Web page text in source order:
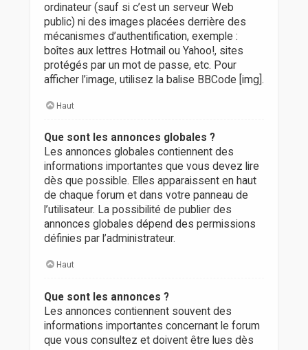
ordinateur (sauf si c’est un serveur Web
public) ni des images placées derrière des
mécanismes d’authentification, exemple :
boîtes aux lettres Hotmail ou Yahoo!, sites
protégés par un mot de passe, etc. Pour
afficher l’image, utilisez la balise BBCode [img].
Haut
Que sont les annonces globales ?
Les annonces globales contiennent des
informations importantes que vous devez lire
dès que possible. Elles apparaissent en haut
de chaque forum et dans votre panneau de
l’utilisateur. La possibilité de publier des
annonces globales dépend des permissions
définies par l’administrateur.
Haut
Que sont les annonces ?
Les annonces contiennent souvent des
informations importantes concernant le forum
que vous consultez et doivent être lues dès